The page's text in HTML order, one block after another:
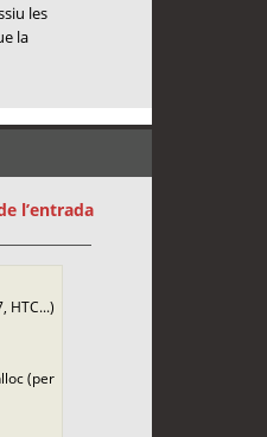
les
la
l’entrada
HTC...)
(per